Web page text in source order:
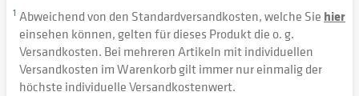
1 Abweichend von den Standardversandkosten, welche Sie hier
einsehen können, gelten für dieses Produkt die o. g.
Versandkosten. Bei mehreren Artikeln mit individuellen
Versandkosten im Warenkorb gilt immer nur einmalig der
höchste individuelle Versandkostenwert.